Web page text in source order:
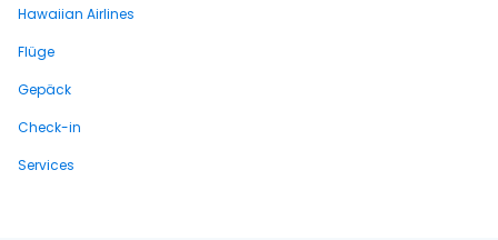
Hawaiian Airlines
Flüge
Gepäck
Check-in
Services